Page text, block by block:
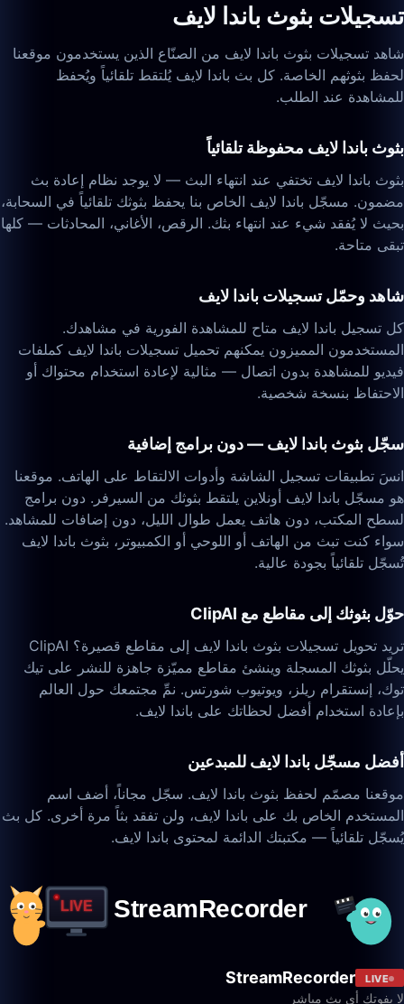
تسجيلات بثوث باندا لايف
شاهد تسجيلات بثوث باندا لايف من الصنّاع الذين يستخدمون موقعنا
لحفظ بثوثهم الخاصة. كل بث باندا لايف يُلتقط تلقائياً ويُحفظ
للمشاهدة عند الطلب.
بثوث باندا لايف محفوظة تلقائياً
بثوث باندا لايف تختفي عند انتهاء البث — لا يوجد نظام إعادة بث
مضمون. مسجّل باندا لايف الخاص بنا يحفظ بثوثك تلقائياً في السحابة،
بحيث لا يُفقد شيء عند انتهاء بثك. الرقص، الأغاني، المحادثات — كلها
تبقى متاحة.
شاهد وحمّل تسجيلات باندا لايف
كل تسجيل باندا لايف متاح للمشاهدة الفورية في مشاهدك.
المستخدمون المميزون يمكنهم تحميل تسجيلات باندا لايف كملفات
فيديو للمشاهدة بدون اتصال — مثالية لإعادة استخدام محتواك أو
الاحتفاظ بنسخة شخصية.
سجّل بثوث باندا لايف — دون برامج إضافية
انسَ تطبيقات تسجيل الشاشة وأدوات الالتقاط على الهاتف. موقعنا
هو مسجّل باندا لايف أونلاين يلتقط بثوثك من السيرفر. دون برامج
لسطح المكتب، دون هاتف يعمل طوال الليل، دون إضافات للمشاهد.
سواء كنت تبث من الهاتف أو اللوحي أو الكمبيوتر، بثوث باندا لايف
تُسجّل تلقائياً بجودة عالية.
حوّل بثوثك إلى مقاطع مع ClipAI
تريد تحويل تسجيلات بثوث باندا لايف إلى مقاطع قصيرة؟ ClipAI
يحلّل بثوثك المسجلة وينشئ مقاطع مميّزة جاهزة للنشر على تيك
توك، إنستقرام ريلز، ويوتيوب شورتس. نمِّ مجتمعك حول العالم
بإعادة استخدام أفضل لحظاتك على باندا لايف.
أفضل مسجّل باندا لايف للمبدعين
موقعنا مصمّم لحفظ بثوث باندا لايف. سجّل مجاناً، أضف اسم
المستخدم الخاص بك على باندا لايف، ولن تفقد بثاً مرة أخرى. كل بث
يُسجّل تلقائياً — مكتبتك الدائمة لمحتوى باندا لايف.
LIVE
StreamRecorder
لا يفوتك أي بث مباشر